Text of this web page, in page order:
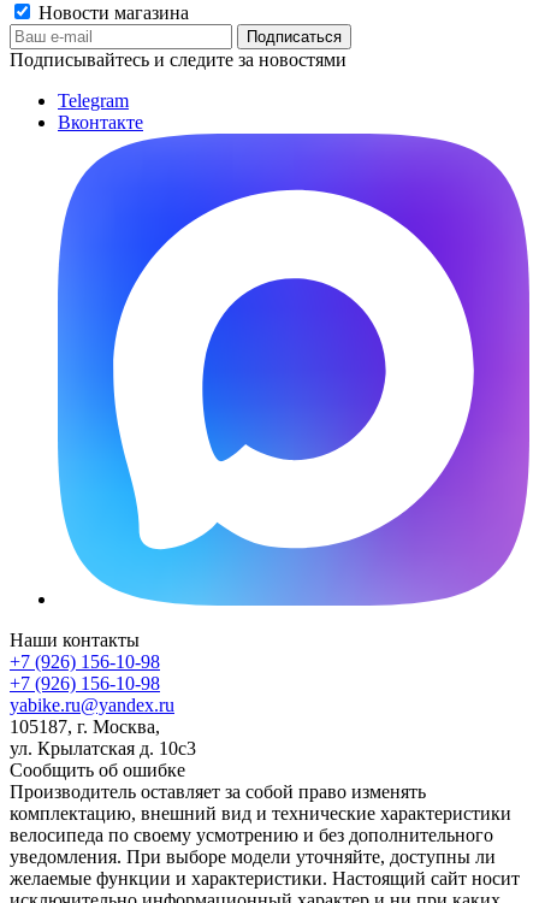
Новости магазина
Подписывайтесь и следите за новостями
Telegram
Вконтакте
Наши контакты
+7 (926) 156-10-98
+7 (926) 156-10-98
yabike.ru@yandex.ru
105187, г. Москва,
ул. Крылатская д. 10с3
Сообщить об ошибке
Производитель оставляет за собой право изменять
комплектацию, внешний вид и технические характеристики
велосипеда по своему усмотрению и без дополнительного
уведомления. При выборе модели уточняйте, доступны ли
желаемые функции и характеристики. Настоящий сайт носит